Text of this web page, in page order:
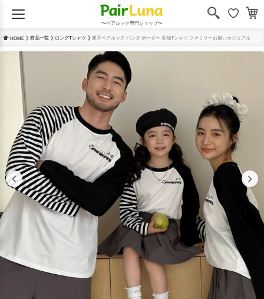
〜ペアルック専門ショップ〜
HOME 商品一覧 ロングTシャツ 親子ペアルック パンダ ボーダー 長袖Tシャツ ファミリーお揃いカジュアル